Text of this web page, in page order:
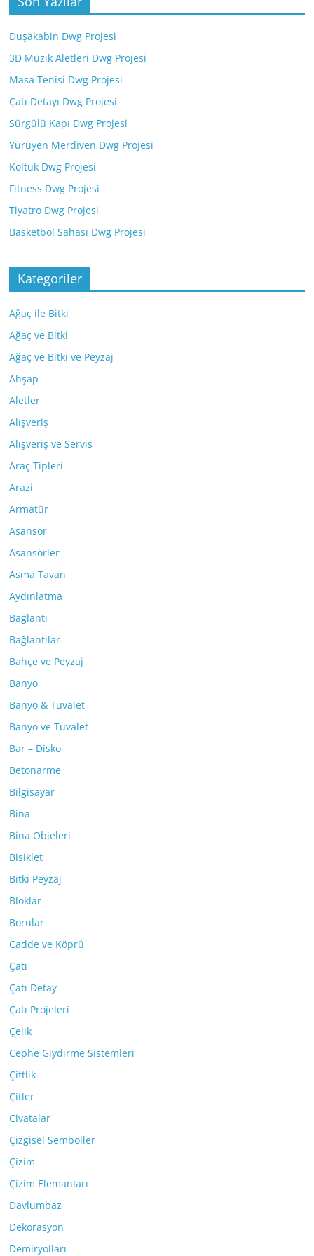
Duşakabin Dwg Projesi
3D Müzik Aletleri Dwg Projesi
Masa Tenisi Dwg Projesi
Çatı Detayı Dwg Projesi
Sürgülü Kapı Dwg Projesi
Yürüyen Merdiven Dwg Projesi
Koltuk Dwg Projesi
Fitness Dwg Projesi
Tiyatro Dwg Projesi
Basketbol Sahası Dwg Projesi
Kategoriler
Ağaç ile Bitki
Ağaç ve Bitki
Ağaç ve Bitki ve Peyzaj
Ahşap
Aletler
Alışveriş
Alışveriş ve Servis
Araç Tipleri
Arazi
Armatür
Asansör
Asansörler
Asma Tavan
Aydınlatma
Bağlantı
Bağlantılar
Bahçe ve Peyzaj
Banyo
Banyo & Tuvalet
Banyo ve Tuvalet
Bar – Disko
Betonarme
Bilgisayar
Bina
Bina Objeleri
Bisiklet
Bitki Peyzaj
Bloklar
Borular
Cadde ve Köprü
Çatı
Çatı Detay
Çatı Projeleri
Çelik
Cephe Giydirme Sistemleri
Çiftlik
Çitler
Civatalar
Çizgisel Semboller
Çizim
Çizim Elemanları
Davlumbaz
Dekorasyon
Demiryolları